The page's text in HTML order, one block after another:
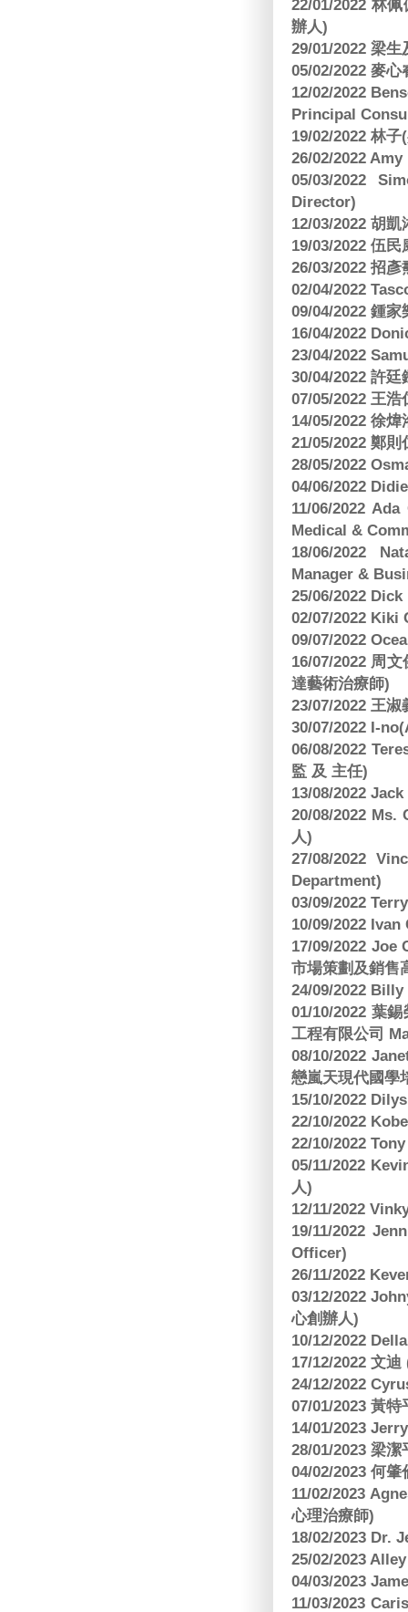
22/01/2022 林
辦人)
29/01/2022 梁
05/02/2022 麥
12/02/2022
Principal
19/02/2022 林
26/02/2022
05/03/2022
Director)
12/03/2022 胡
19/03/2022 伍
26/03/2022 招
02/04/2022
09/04/2022 鍾
16/04/2022
23/04/2022
30/04/2022 許
07/05/2022 王
14/05/2022 徐
21/05/2022 鄭
28/05/2022
04/06/2022
11/06/2022
Medical &
18/06/2022
Manager &
25/06/2022
02/07/2022 Kiki
09/07/2022
16/07/2022 周
達藝術治療師)
23/07/2022 王
30/07/2022 I-
06/08/2022
監 及 主任)
13/08/2022
20/08/2022
人)
27/08/2022
Department)
03/09/2022
10/09/2022
17/09/2022
市場策劃及銷售
24/09/2022
01/10/2022 葉
工程有限公司
08/10/2022
戀嵐天現代國學
15/10/2022
22/10/2022
22/10/2022
05/11/2022
人)
12/11/2022
19/11/2022
Officer)
26/11/2022
03/12/2022
心創辦人)
10/12/2022
17/12/2022 文
24/12/2022
07/01/2023 黃
14/01/2023
28/01/2023 梁
04/02/2023 何
11/02/2023
心理治療師)
18/02/2023 Dr.
25/02/2023
04/03/2023
11/03/2023